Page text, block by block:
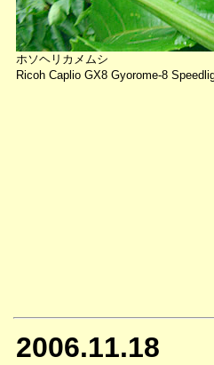
ホソヘリカメムシ
Ricoh Caplio GX8 Gyorome-8
2006.11.18